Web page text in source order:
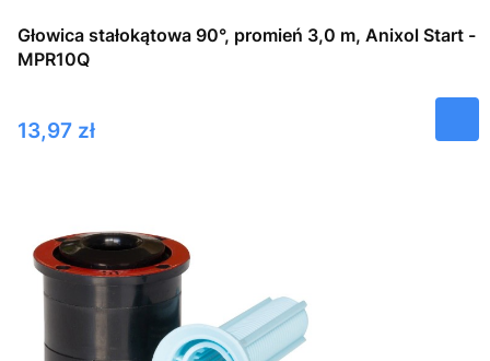
Głowica stałokątowa 90°, promień 3,0 m, Anixol Start -
MPR10Q
Cena
13,97 zł